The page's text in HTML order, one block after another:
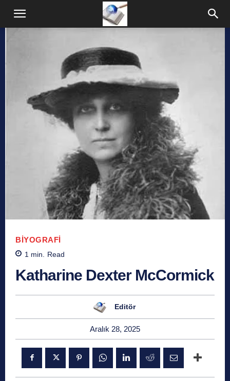
BIYOGRAFI
1 min. Read
Katharine Dexter McCormick
Editör
Aralık 28, 2025